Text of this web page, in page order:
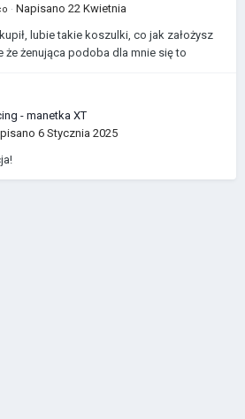
· Napisano 22 Kwietnia
lubie takie koszulki, co jak założysz
żenująca podoba dla mnie się to
Bianchi Spillo Racing - manetka XT
6 Stycznia 2025